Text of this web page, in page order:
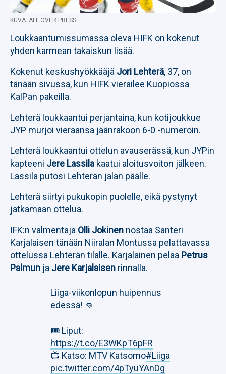
KUVA: ALL OVER PRESS
Loukkaantumissumassa oleva HIFK on kokenut
yhden karmean takaiskun lisää.
Kokenut keskushyökkääjä Jori Lehterä, 37, on
tänään sivussa, kun HIFK vierailee Kuopiossa
KalPan pakeilla.
Lehterä loukkaantui perjantaina, kun kotijoukkue
JYP murjoi vieraansa jäänrakoon 6-0 -numeroin.
Lehterä loukkaantui ottelun avauserässä, kun JYPin
kapteeni Jere Lassila kaatui aloitusvoiton jälkeen.
Lassila putosi Lehterän jalan päälle.
Lehterä siirtyi pukukopin puolelle, eikä pystynyt
jatkamaan ottelua.
IFK:n valmentaja Olli Jokinen nostaa Santeri
Karjalaisen tänään Niiralan Montussa pelattavassa
ottelussa Lehterän tilalle. Karjalainen pelaa Petrus
Palmun ja Jere Karjalaisen rinnalla.
Liiga-viikonlopun huipennus
edessä! 👊
🎟️ Liput:
https://t.co/E3WKpT6pFR
📺 Katso: MTV Katsomo#Liiga
pic.twitter.com/4pTyuYAnDg